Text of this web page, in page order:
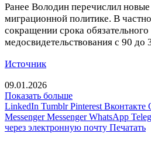
Ранее Володин перечислил
миграционной политике. В
сокращении срока обязательного
медосвидетельствования с 90 до
Источник
09.01.2026
Показать больше
LinkedIn Tumblr Pinterest Вконтакте
Messenger Messenger WhatsApp
через электронную почту Печатать